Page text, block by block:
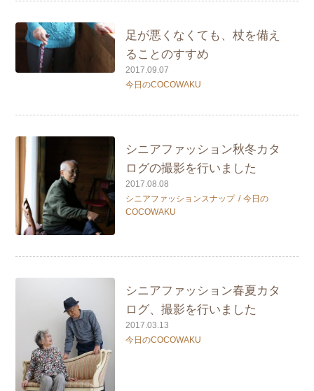
足が悪くなくても、杖を備え
ることのすすめ
2017.09.07
今日のCOCOWAKU
シニアファッション秋冬カタ
ログの撮影を行いました
2017.08.08
シニアファッションスナップ
今日の
COCOWAKU
シニアファッション春夏カタ
ログ、撮影を行いました
2017.03.13
今日のCOCOWAKU